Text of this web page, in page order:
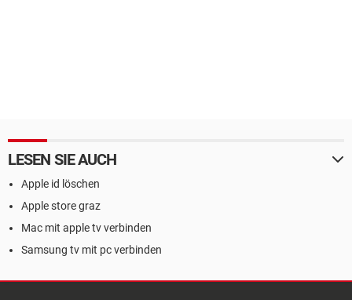
LESEN SIE AUCH
Apple id löschen
Apple store graz
Mac mit apple tv verbinden
Samsung tv mit pc verbinden